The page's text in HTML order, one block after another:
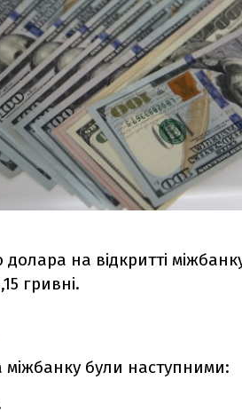
на відкритті
гривні.
міжбанку були наступними: